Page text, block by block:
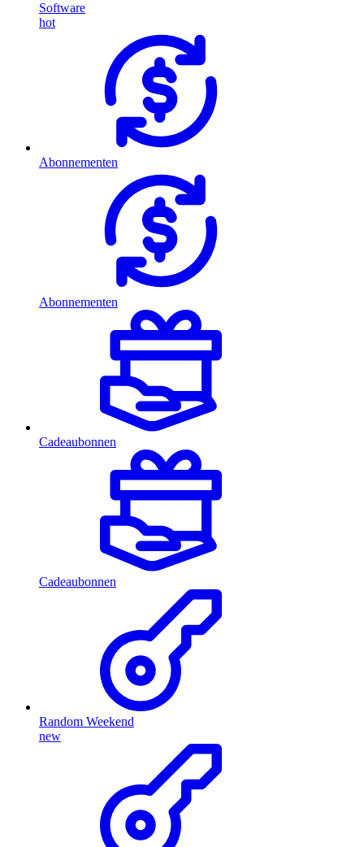
Software
hot
Abonnementen
Abonnementen
Cadeaubonnen
Cadeaubonnen
Random Weekend
new